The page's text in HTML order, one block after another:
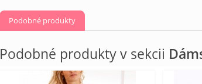
Podobné produkty
Podobné produkty v sekcii